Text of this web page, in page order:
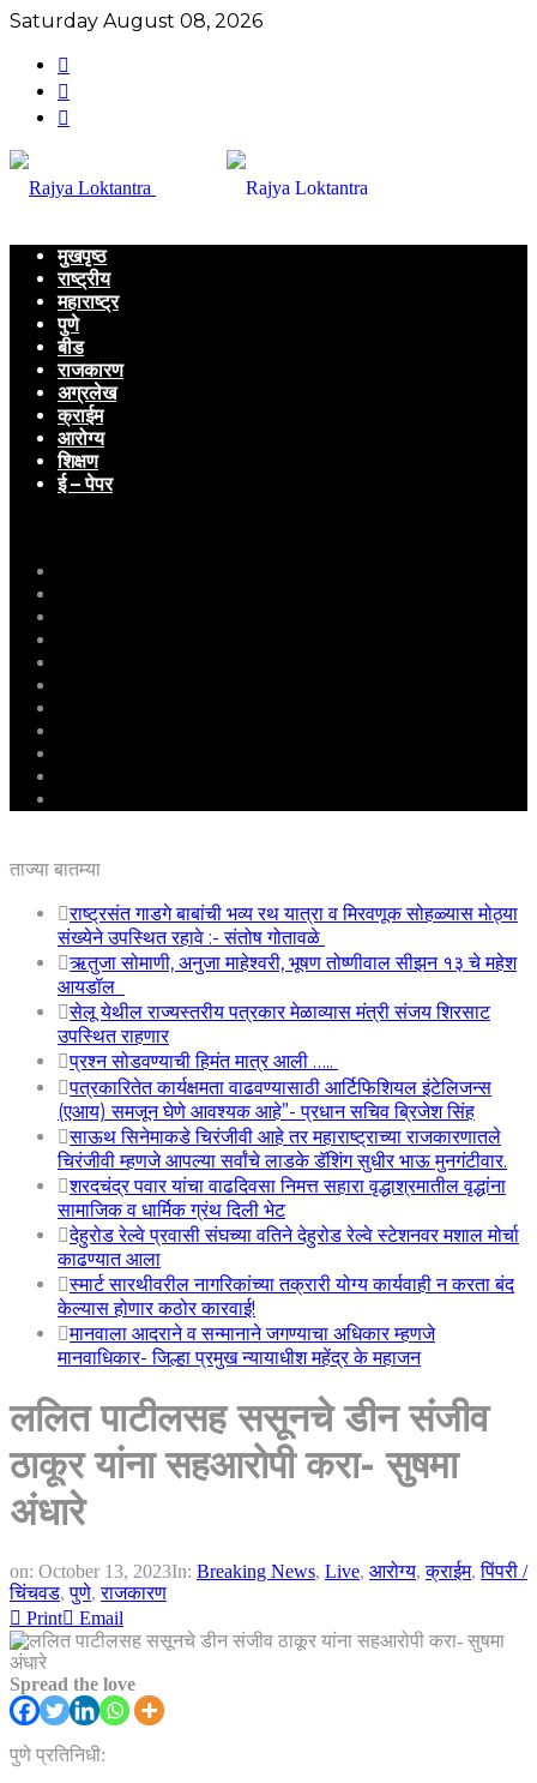
Saturday August 08, 2026
मुखपृष्ठ
राष्ट्रीय
महाराष्ट्र
पुणे
बीड
राजकारण
अग्रलेख
क्राईम
आरोग्य
शिक्षण
ई – पेपर
ताज्या बातम्या
राष्ट्रसंत गाडगे बाबांची भव्य रथ यात्रा व मिरवणूक सोहळ्यास मोठ्या
संख्येने उपस्थित रहावे :- संतोष गोतावळे
ऋतुजा सोमाणी, अनुजा माहेश्वरी, भूषण तोष्णीवाल सीझन १३ चे महेश
आयडॉल
सेलू येथील राज्यस्तरीय पत्रकार मेळाव्यास मंत्री संजय शिरसाट
उपस्थित राहणार
प्रश्न सोडवण्याची हिमंत मात्र आली …..
पत्रकारितेत कार्यक्षमता वाढवण्यासाठी आर्टिफिशियल इंटेलिजन्स
(एआय) समजून घेणे आवश्यक आहे”- प्रधान सचिव ब्रिजेश सिंह
साऊथ सिनेमाकडे चिरंजीवी आहे तर महाराष्ट्राच्या राजकारणातले
चिरंजीवी म्हणजे आपल्या सर्वांचे लाडके डॅशिंग सुधीर भाऊ मुनगंटीवार.
शरदचंद्र पवार यांचा वाढदिवसा निमत्त सहारा वृद्धाश्रमातील वृद्धांना
सामाजिक व धार्मिक ग्रंथ दिली भेट
देहुरोड रेल्वे प्रवासी संघच्या वतिने देहुरोड रेल्वे स्टेशनवर मशाल मोर्चा
काढण्यात आला
स्मार्ट सारथीवरील नागरिकांच्या तक्रारी योग्य कार्यवाही न करता बंद
केल्यास होणार कठोर कारवाई!
मानवाला आदराने व सन्मानाने जगण्याचा अधिकार म्हणजे
मानवाधिकार- जिल्हा प्रमुख न्यायाधीश महेंद्र के महाजन
ललित पाटीलसह ससूनचे डीन संजीव
ठाकूर यांना सहआरोपी करा- सुषमा
अंधारे
on: October 13, 2023In: Breaking News, Live, आरोग्य,क्राईम,पिंपरी /
चिंचवड,पुणे,राजकारण
Print
Email
Spread the love
पुणे प्रतिनिधी: